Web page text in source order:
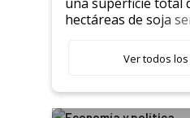
hectáreas de soja
variedades que
salto tecnológico en
Ver todos